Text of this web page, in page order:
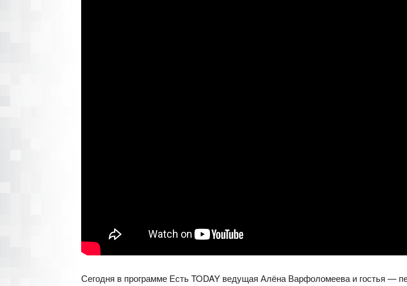
Сегодня в программе Есть TODAY ведущая Алёна Варфоломеева и гостья —